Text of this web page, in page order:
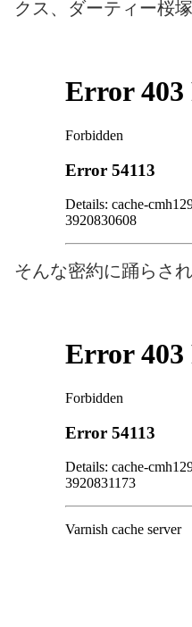
クス、ダーティー桜
そんな密約に踊らさ